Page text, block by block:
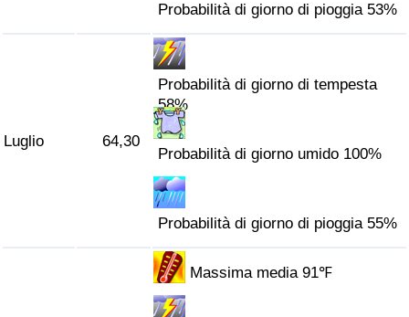
Probabilità di giorno di pioggia 53%
Luglio 64,30
Probabilità di giorno di tempesta
58%
Probabilità di giorno umido 100%
Probabilità di giorno di pioggia 55%
Massima media 91℉